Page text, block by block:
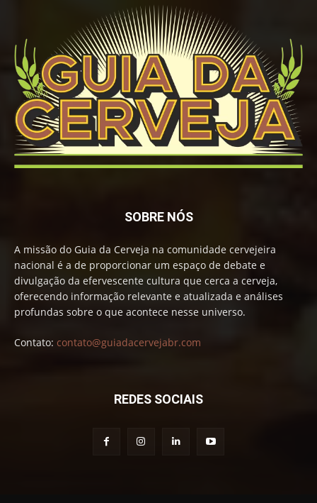
SOBRE NÓS
A missão do Guia da Cerveja na comunidade cervejeira
nacional é a de proporcionar um espaço de debate e
divulgação da efervescente cultura que cerca a cerveja,
oferecendo informação relevante e atualizada e análises
profundas sobre o que acontece nesse universo.
Contato: contato@guiadacervejabr.com
REDES SOCIAIS